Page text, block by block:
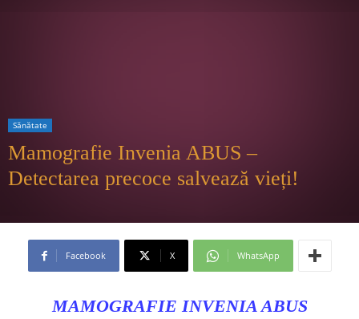
Sănătate
Mamografie Invenia ABUS –
Detectarea precoce salvează vieți!
Facebook X WhatsApp
MAMOGRAFIE INVENIA ABUS